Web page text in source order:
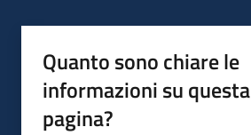
Quanto sono chiare le
informazioni su questa
pagina?